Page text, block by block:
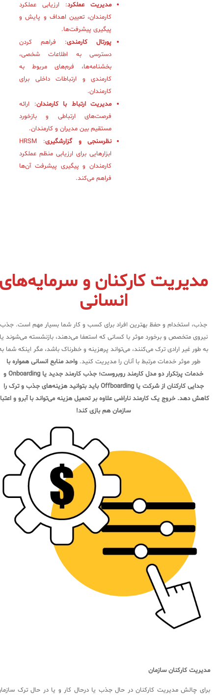
مدیریت عملکرد: ارزیابی عملکرد
کارمندان، تعیین اهداف و پایش و
پیگیری پیشرفت‌ها.
پورتال کارمندی: فراهم کردن
دسترسی به اطلاعات شخصی،
بخشنامه‌ها، فرم‌های مربوط به
کارمندی و ارتباطات داخلی برای
کارمندان.
مدیریت ارتباط با کارمندان: ارائه
فرصت‌های ارتباطی و بازخورد
مستقیم بین مدیران و کارمندان.
نظرسنجی و گزارشگیری
: HRSM
ابزارهایی برای ارزیابی منظم عملکرد
کارمندان و پیگیری پیشرفت آن‌ها
فراهم می‌کند.
مدیریت کارکنان و
انسانی
جذب، استخدام و حفظ بهترین افراد برای کسب و کار شما بسیار مهم است. جذب
نیروی متخصص و برخورد موثر با کسانی که استعفا می‌دهند، بازنشسته می‌شوند
به طور غیر ارادی ترک می‌کنند، می‌تواند پرهزینه و خطرناک باشد، مگر اینکه شما
طور موثر خدمات مرتبط با آنان را مدیریت کنید. واحد منابع انسانی همواره با
خدمات پرتکرار دو مدل کارمند روبروست؛ جذب کارمند جدید یا Onboarding و
جدایی کارکنان از شرکت یا Offboarding باید بتوانید هزینه‌های جذب و ترک را
کاهش دهد. خروج یک کارمند ناراضی علاوه بر تحمیل هزینه می‌تواند با آبرو و
سازمان هم بازی کند!
مدیریت کارکنان سازمان
برای چالش مدیریت کارکنان در حال جذب یا درحال کار و یا در حال ترک